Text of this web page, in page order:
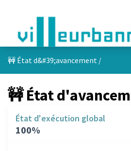
🚧 État d&#39;avancement /
🚧 État
État d'exécution global
100%